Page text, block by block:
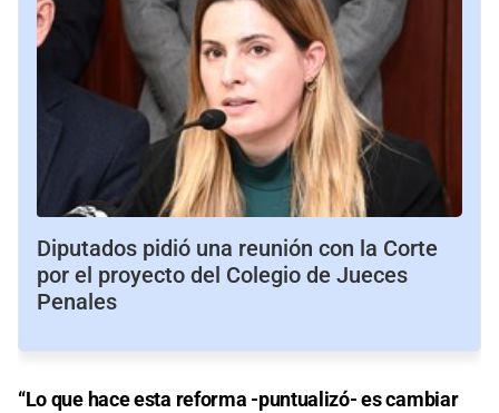
Diputados pidió una reunión con la Corte
por el proyecto del Colegio de Jueces
Penales
“Lo que hace esta reforma -puntualizó- es cambiar